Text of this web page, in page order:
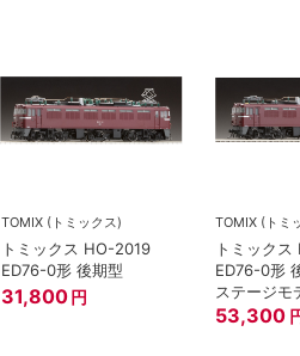
TOMIX (トミックス)
トミックス HO-2019
ED76-0形 後期型
31,800 円
TOMIX (トミ
トミック
ED76-0形
ステージモ
53,300